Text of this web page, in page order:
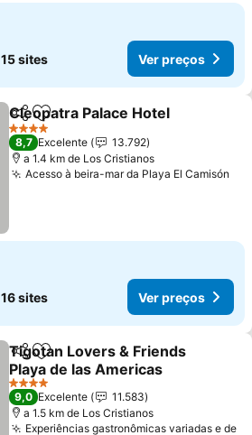
15 sites Ver preços
PartilharAdicionar aos favoritos
Cleopatra Palace Hotel
4 Estrelas
8,7 Excelente
13.792
a 1.4 km de Los Cristianos
Acesso à beira-mar da Playa El Camisón
16 sites Ver preços
PartilharAdicionar aos favoritos
Tigotan Lovers & Friends
Playa de las Americas
4 Estrelas
9,0 Excelente
11.583
a 1.5 km de Los Cristianos
Experiências gastronômicas variadas e de